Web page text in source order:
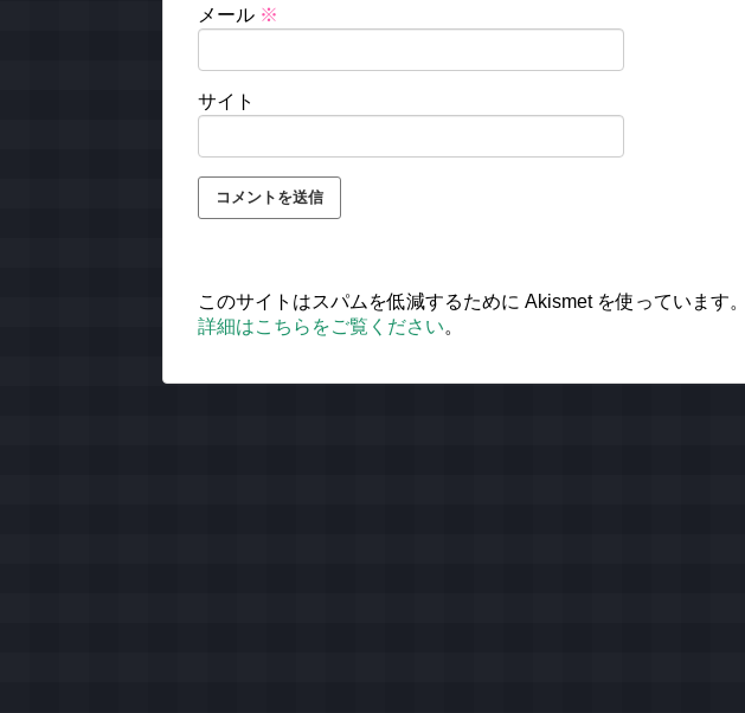
メール ※
サイト
このサイトはスパムを低減するために Akismet を使っています。
詳細はこちらをご覧ください。